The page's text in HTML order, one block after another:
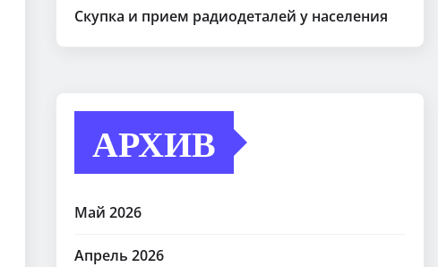
Скупка и прием радиодеталей у населения
АРХИВ
Май 2026
Апрель 2026